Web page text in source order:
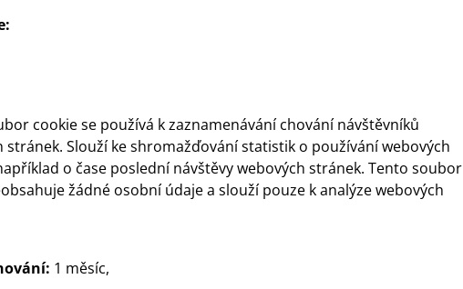
cookie se používá k zaznamenávání chování návštěvníků
stránek. Slouží ke shromažďování statistik o používání webových
o čase poslední návštěvy webových stránek. Tento soubor
žádné osobní údaje a slouží pouze k analýze webových
1 měsíc,